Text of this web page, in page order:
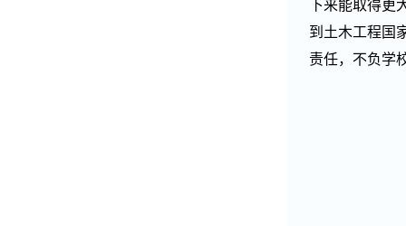
下来能取得
到土木工程国
责任，不负学